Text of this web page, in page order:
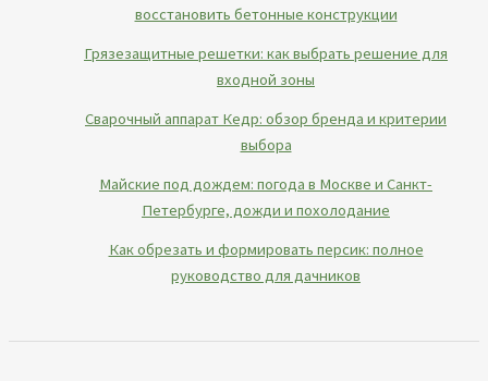
восстановить бетонные конструкции
Грязезащитные решетки: как выбрать решение для
входной зоны
Сварочный аппарат Кедр: обзор бренда и критерии
выбора
Майские под дождем: погода в Москве и Санкт-
Петербурге, дожди и похолодание
Как обрезать и формировать персик: полное
руководство для дачников